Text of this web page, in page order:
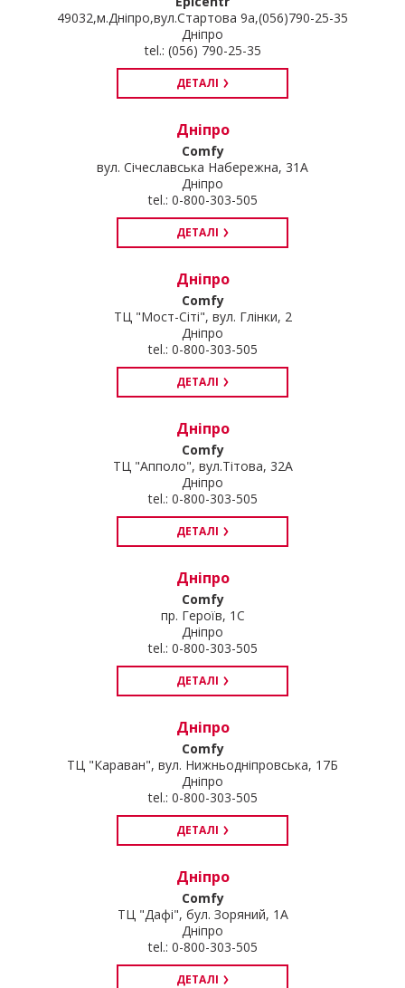
49032,м.Дніпро,вул.Стартова 9а,(056)790-25-35
Дніпро
tel.: (056) 790-25-35
ДЕТАЛІ
Дніпро
Comfy
вул. Січеславська Набережна, 31А
Дніпро
tel.: 0-800-303-505
ДЕТАЛІ
Дніпро
Comfy
ТЦ "Мост-Сіті", вул. Глінки, 2
Дніпро
tel.: 0-800-303-505
ДЕТАЛІ
Дніпро
Comfy
ТЦ "Апполо", вул.Тітова, 32А
Дніпро
tel.: 0-800-303-505
ДЕТАЛІ
Дніпро
Comfy
пр. Героїв, 1С
Дніпро
tel.: 0-800-303-505
ДЕТАЛІ
Дніпро
Comfy
ТЦ "Караван", вул. Нижньодніпровська, 17Б
Дніпро
tel.: 0-800-303-505
ДЕТАЛІ
Дніпро
Comfy
ТЦ "Дафі", бул. Зоряний, 1А
Дніпро
tel.: 0-800-303-505
ДЕТАЛІ